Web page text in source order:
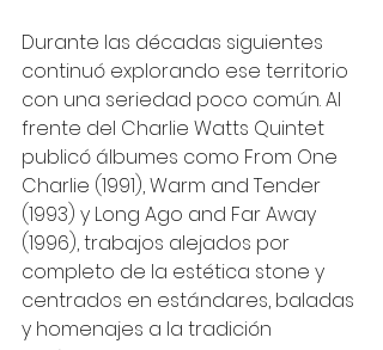
Durante las décadas siguientes
continuó explorando ese territorio
con una seriedad poco común. Al
frente del Charlie Watts Quintet
publicó álbumes como From One
Charlie (1991), Warm and Tender
(1993) y Long Ago and Far Away
(1996), trabajos alejados por
completo de la estética stone y
centrados en estándares, baladas
y homenajes a la tradición